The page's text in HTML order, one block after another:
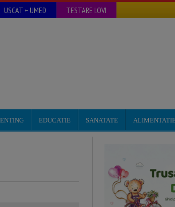
USCAT + UMED TESTARE LOVI
EDUCATIE SANATATE